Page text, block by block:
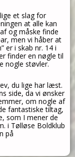
et slag for
at alle kan
og måske finde
men vi håber at
er i skab nr. 14 i
finder en nøgle til
nogle støvler.
du lige har læst.
side, da vi ønsker
om nogle af
fantastiske tiltag,
som I mener de
i Tølløse Boldklub
på